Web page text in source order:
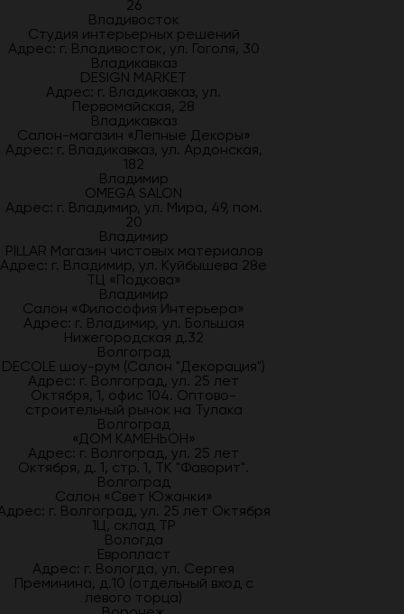
26
Владивосток
Студия интерьерных решений
Адрес: г. Владивосток, ул. Гоголя, 30
Владикавказ
DESIGN MARKET
Адрес: г. Владикавказ, ул.
Первомайская, 28
Владикавказ
Салон-магазин «Лепные Декоры»
Адрес: г. Владикавказ, ул. Ардонская,
182
Владимир
OMEGA SALON
Адрес: г. Владимир, ул. Мира, 49, пом.
20
Владимир
PILLAR Магазин чистовых материалов
Адрес: г. Владимир, ул. Куйбышева 28е
ТЦ «Подкова»
Владимир
Салон «Философия Интерьера»
Адрес: г. Владимир, ул. Большая
Нижегородская д.32
Волгоград
DECOLE шоу-рум (Салон "Декорация")
Адрес: г. Волгоград, ул. 25 лет
Октября, 1, офис 104. Оптово-
строительный рынок на Тулака
Волгоград
«ДОМ КАМЕНЬОН»
Адрес: г. Волгоград, ул. 25 лет
Октября, д. 1, стр. 1, ТК "Фаворит".
Волгоград
Салон «Свет Южанки»
г. Волгоград, ул. 25 лет Октября
1Ц, склад ТР
Вологда
Европласт
Адрес: г. Вологда, ул. Сергея
Преминина, д.10 (отдельный вход с
левого торца)